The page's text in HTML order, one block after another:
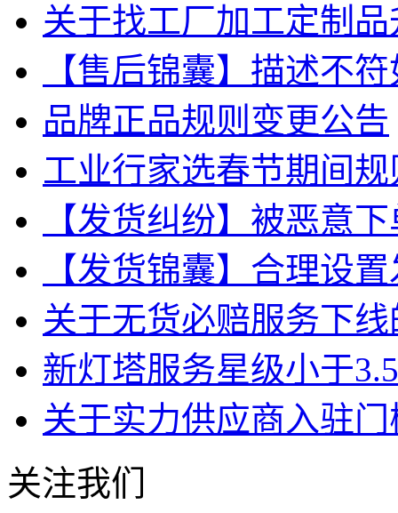
关于找工厂加工定制
【售后锦囊】描述不
品牌正品规则变更公告
工业行家选春节期间
【发货纠纷】被恶意
【发货锦囊】合理设
关于无货必赔服务下
新灯塔服务星级小于
关于实力供应商入驻
关注我们